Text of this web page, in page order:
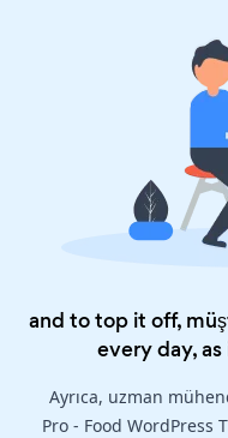
and to top it off,
every day,
Ayrıca, uzman
Pro - Food WordPress